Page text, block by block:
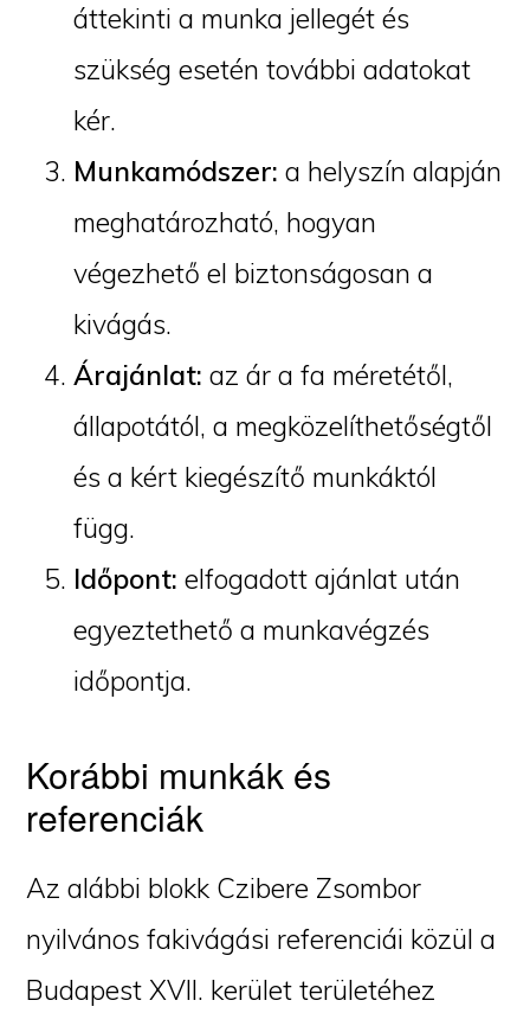
áttekinti a munka jellegét és
szükség esetén további adatokat
kér.
Munkamódszer: a helyszín alapján
meghatározható, hogyan
végezhető el biztonságosan a
kivágás.
Árajánlat: az ár a fa méretétől,
állapotától, a megközelíthetőségtől
és a kért kiegészítő munkáktól
függ.
Időpont: elfogadott ajánlat után
egyeztethető a munkavégzés
időpontja.
Korábbi munkák és
referenciák
Az alábbi blokk Czibere Zsombor
nyilvános fakivágási referenciái közül a
Budapest XVII. kerület területéhez